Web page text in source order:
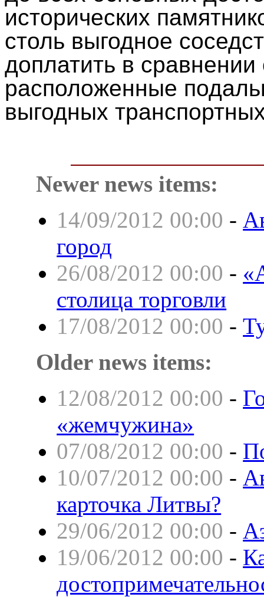
исторических
столь выгодное
доплатить в
расположенные
выгодных
Newer news items:
14/09/2012 00:00 -
город
26/08/2012 00:00 -
столица торговли
17/08/2012 00:00 -
Older news items:
12/08/2012 00:00 -
«жемчужина»
07/08/2012 00:00 -
10/07/2012 00:00 -
карточка Литвы?
29/06/2012 00:00 -
19/06/2012 00:00 -